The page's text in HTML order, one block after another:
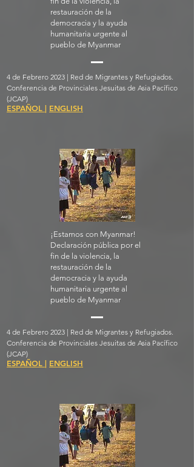
restauración de la
democracia y la ayuda
humanitaria urgente al
pueblo de Myanmar
4 de Febrero 2023 | Red de Migrantes y Refugiados.
Conferencia de Provinciales Jesuitas de Asia Pacífico
(JCAP)
ESPAÑOL | ENGLISH
¡Estamos con Myanmar!
Declaración pública por el
fin de la violencia, la
restauración de la
democracia y la ayuda
humanitaria urgente al
pueblo de Myanmar
4 de Febrero 2023 | Red de Migrantes y Refugiados.
Conferencia de Provinciales Jesuitas de Asia Pacífico
(JCAP)
ESPAÑOL | ENGLISH